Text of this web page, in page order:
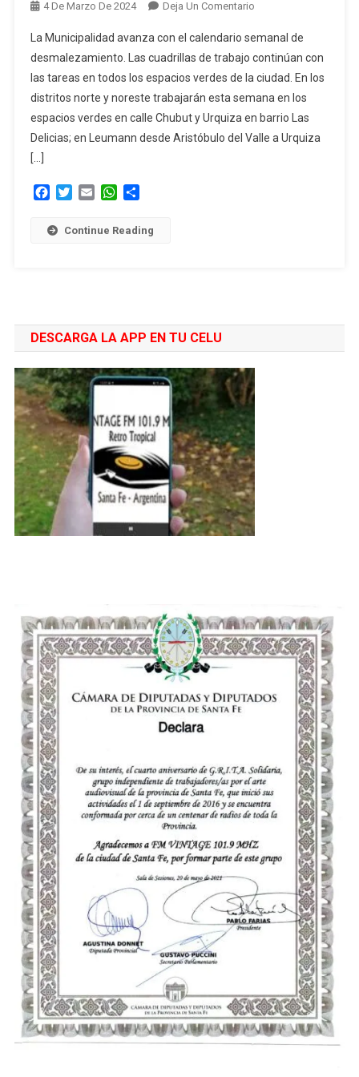
4 De Marzo De 2024 Deja Un ComentarioEn
Municipales
Previstos
Para
Esta
Semana
La Municipalidad avanza con el calendario semanal de
desmalezamiento. Las cuadrillas de trabajo continúan con
las tareas en todos los espacios verdes de la ciudad. En los
distritos norte y noreste trabajarán esta semana en los
espacios verdes en calle Chubut y Urquiza en barrio Las
Delicias; en Leumann desde Aristóbulo del Valle a Urquiza
[…]
Facebook
TwitterEmail WhatsApp
Continue Reading
DESCARGA LA APP EN TU CELU